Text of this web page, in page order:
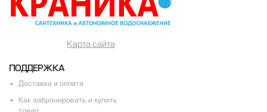
Карта сайта
ПОДДЕРЖКА
Доставка и оплата
Как забронировать и купить